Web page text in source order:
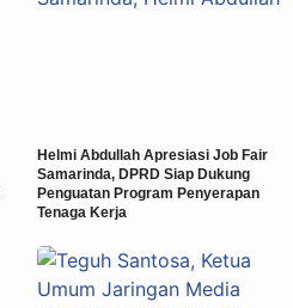
Helmi Abdullah Apresiasi Job Fair
Samarinda, DPRD Siap Dukung
Penguatan Program Penyerapan
Tenaga Kerja